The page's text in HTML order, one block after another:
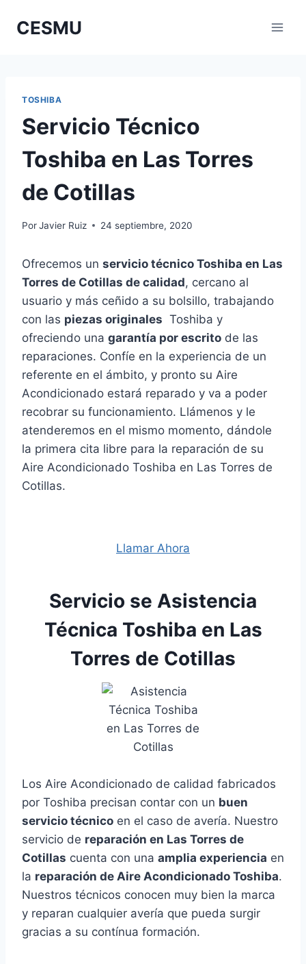
CESMU
TOSHIBA
Servicio Técnico
Toshiba en Las Torres
de Cotillas
PorJavier Ruiz 24 septiembre, 2020
Ofrecemos un servicio técnico Toshiba en Las
Torres de Cotillas de calidad, cercano al
usuario y más ceñido a su bolsillo, trabajando
con las piezas originales Toshiba y
ofreciendo una garantía por escrito de las
reparaciones. Confíe en la experiencia de un
referente en el ámbito, y pronto su Aire
Acondicionado estará reparado y va a poder
recobrar su funcionamiento. Llámenos y le
atenderemos en el mismo momento, dándole
la primera cita libre para la reparación de su
Aire Acondicionado Toshiba en Las Torres de
Cotillas.
Llamar Ahora
Servicio se Asistencia
Técnica Toshiba en Las
Torres de Cotillas
Los Aire Acondicionado de calidad fabricados
por Toshiba precisan contar con un buen
servicio técnico en el caso de avería. Nuestro
servicio de reparación en Las Torres de
Cotillas cuenta con una amplia experiencia en
la reparación de Aire Acondicionado Toshiba.
Nuestros técnicos conocen muy bien la marca
y reparan cualquier avería que pueda surgir
gracias a su contínua formación.